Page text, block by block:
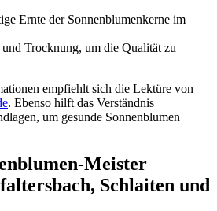
Ernte der Sonnenblumenkerne im
Trocknung, um die Qualität zu
empfiehlt sich die Lektüre von
. Ebenso hilft das Verständnis
um gesunde Sonnenblumen
Meister
Schlaiten und